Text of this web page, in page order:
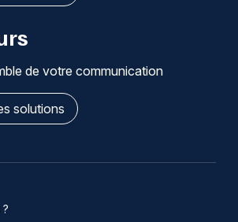
de votre communication
solutions